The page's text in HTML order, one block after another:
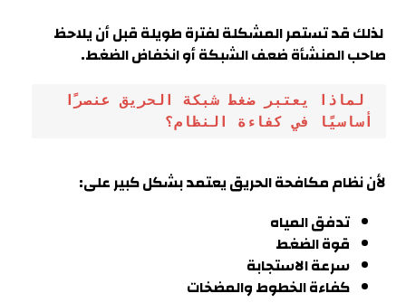
لذلك قد تستمر المشكلة لفترة طويلة قبل أن يلاحظ
صاحب المنشأة ضعف الشبكة أو انخفاض الضغط.
أساسيًا في كفاءة النظام؟
لأن نظام مكافحة الحريق يعتمد بشكل كبير على:
تدفق المياه
قوة الضغط
سرعة الاستجابة
كفاءة الخطوط والمضخات